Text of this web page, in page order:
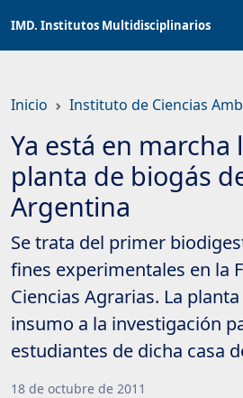
contenido
IMD. Institutos Multidisciplinarios
Inicio Instituto de Ciencias
Ya está en marcha
planta de biogás
Argentina
Se trata del primer
fines experimentales en la
Ciencias Agrarias. La
insumo a la investigación
estudiantes de dicha casa
18 de octubre de 2011